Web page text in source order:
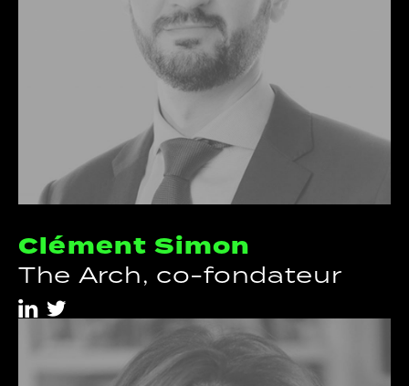
Clément Simon
The Arch, co-fondateur
i t